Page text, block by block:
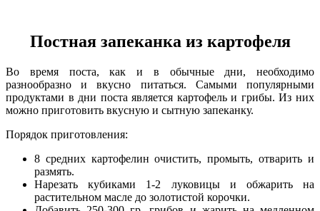
Постная запеканка из картофеля
Во время поста, как и в обычные дни, необходимо
разнообразно и вкусно питаться. Самыми популярными
продуктами в дни поста является картофель и грибы. Из них
можно приготовить вкусную и сытную запеканку.
Порядок приготовления:
8 средних картофелин очистить, промыть, отварить и
размять.
Нарезать кубиками 1-2 луковицы и обжарить на
растительном масле до золотистой корочки.